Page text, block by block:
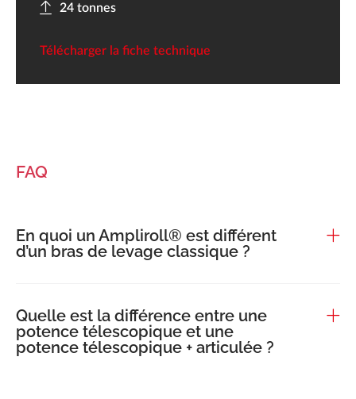
24 tonnes
Télécharger la fiche technique
FAQ
En quoi un Ampliroll® est différent
d’un bras de levage classique ?
Quelle est la différence entre une
potence télescopique et une
potence télescopique + articulée ?